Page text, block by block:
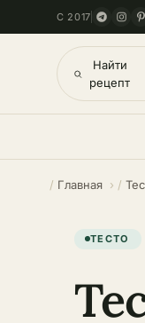
С 2017
Найти
рецепт
Главная
ТЕСТО